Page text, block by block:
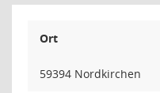
Ort
59394 Nordkirchen